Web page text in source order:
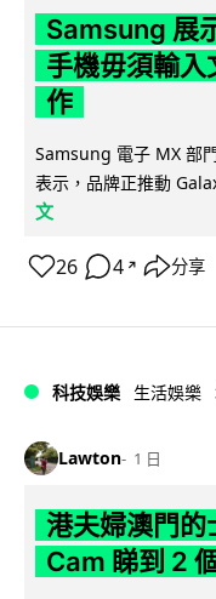
Samsung 展
手機毋須輸入
作
Samsung 電子 MX 部
表示，品牌正推動
文
26 4 ↗ 分享
科技娛樂 生活娛樂
Lawton 1 日
港夫婦澳門的
Cam 睇到 2